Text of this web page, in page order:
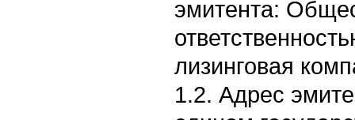
эмитента:
лизинговая
1.2. Адрес